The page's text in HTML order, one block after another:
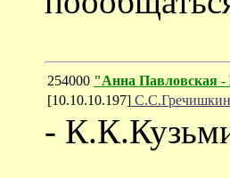
254000 "Анна Павловская -
[10.10.10.197]
-